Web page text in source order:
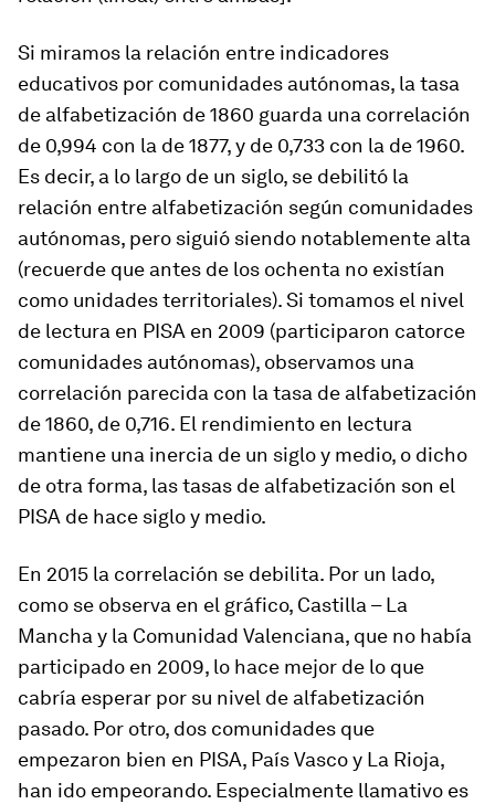
Si miramos la relación entre indicadores
educativos por comunidades autónomas, la tasa
de alfabetización de 1860 guarda una correlación
de 0,994 con la de 1877, y de 0,733 con la de 1960.
Es decir, a lo largo de un siglo, se debilitó la
relación entre alfabetización según comunidades
autónomas, pero siguió siendo notablemente alta
(recuerde que antes de los ochenta no existían
como unidades territoriales). Si tomamos el nivel
de lectura en PISA en 2009 (participaron catorce
comunidades autónomas), observamos una
correlación parecida con la tasa de alfabetización
de 1860, de 0,716. El rendimiento en lectura
mantiene una inercia de un siglo y medio, o dicho
de otra forma, las tasas de alfabetización son el
PISA de hace siglo y medio.
En 2015 la correlación se debilita. Por un lado,
como se observa en el gráfico, Castilla – La
Mancha y la Comunidad Valenciana, que no había
participado en 2009, lo hace mejor de lo que
cabría esperar por su nivel de alfabetización
pasado. Por otro, dos comunidades que
empezaron bien en PISA, País Vasco y La Rioja,
han ido empeorando. Especialmente llamativo es